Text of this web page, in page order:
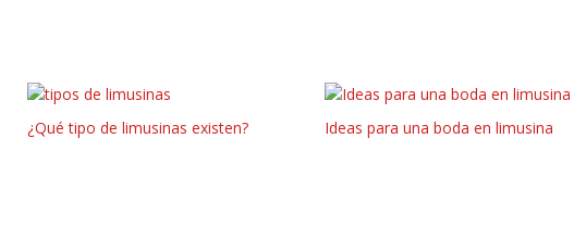
¿Qué tipo de limusinas existen? Ideas para una boda en limusina